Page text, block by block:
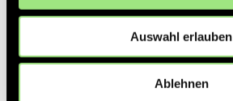
Auswahl erlauben
Ablehnen